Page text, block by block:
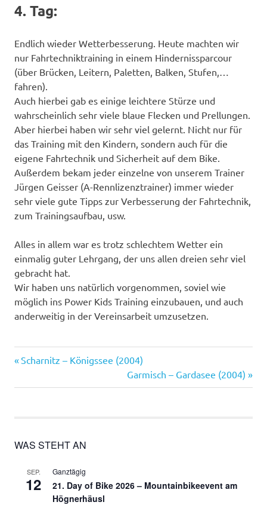
4. Tag:
Endlich wieder Wetterbesserung. Heute machten wir
nur Fahrtechniktraining in einem Hindernissparcour
(über Brücken, Leitern, Paletten, Balken, Stufen,…
fahren).
Auch hierbei gab es einige leichtere Stürze und
wahrscheinlich sehr viele blaue Flecken und Prellungen.
Aber hierbei haben wir sehr viel gelernt. Nicht nur für
das Training mit den Kindern, sondern auch für die
eigene Fahrtechnik und Sicherheit auf dem Bike.
Außerdem bekam jeder einzelne von unserem Trainer
Jürgen Geisser (A-Rennlizenztrainer) immer wieder
sehr viele gute Tipps zur Verbesserung der Fahrtechnik,
zum Trainingsaufbau, usw.
Alles in allem war es trotz schlechtem Wetter ein
einmalig guter Lehrgang, der uns allen dreien sehr viel
gebracht hat.
Wir haben uns natürlich vorgenommen, soviel wie
möglich ins Power Kids Training einzubauen, und auch
anderweitig in der Vereinsarbeit umzusetzen.
Beitragsnavigation
Vorheriger
Scharnitz – Königssee (2004)
Nächster
Beitrag:
Garmisch – Gardasee (2004)
WAS STEHT AN
SEP.
12
Ganztägig
21. Day of Bike 2026 – Mountainbikeevent am
Högnerhäusl